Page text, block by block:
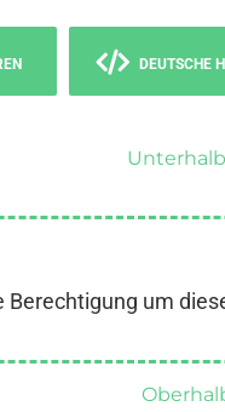
DEUTSCHE
um